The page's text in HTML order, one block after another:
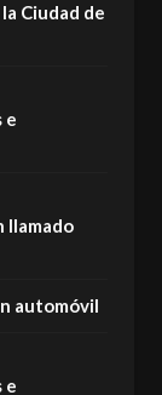
Ciudad de
e
llamado
automóvil
e